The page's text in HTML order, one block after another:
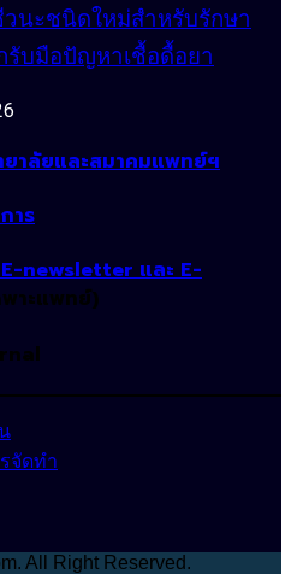
นะชนิดใหม่สำหรับรักษา
รับมือปัญหาเชื้อดื้อยา
ยาลัยและสมาคมแพทย์ฯ
าร
newsletter และ E-
พาะแพทย์)
จัดทำ
All Right Reserved.